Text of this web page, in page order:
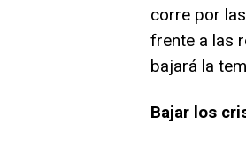
corre por
frente a las
bajará la
Bajar los